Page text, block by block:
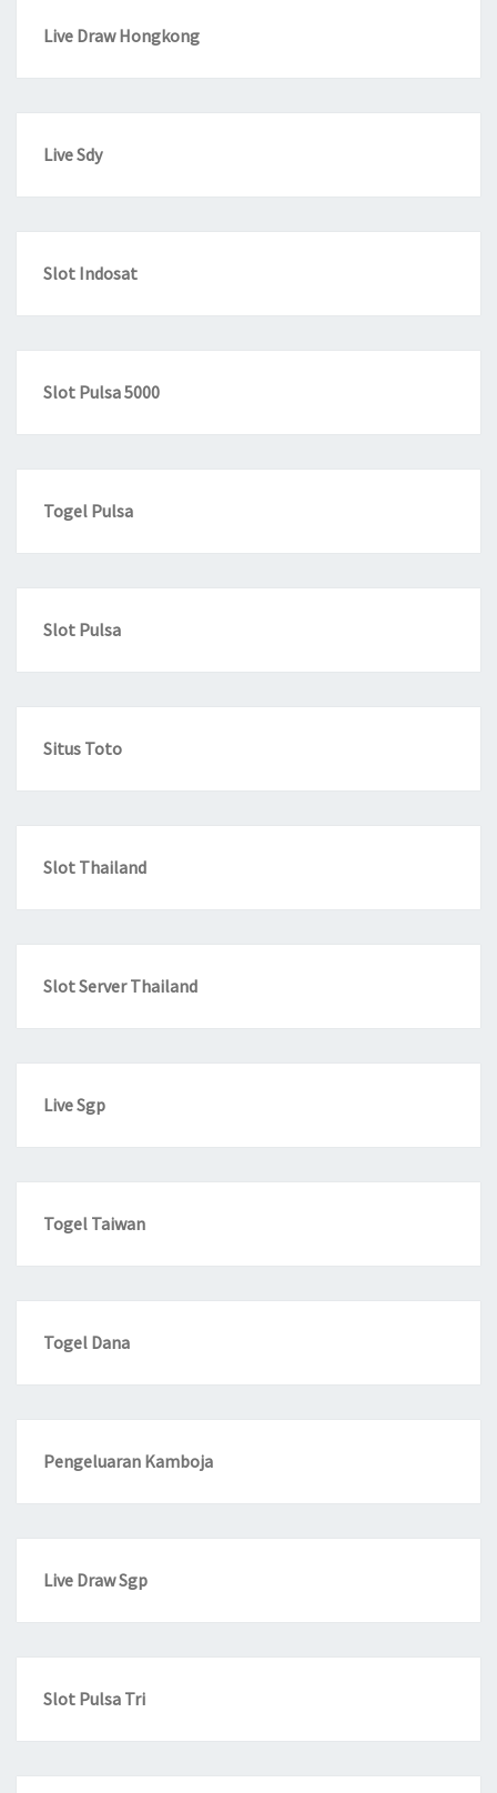
Live Draw Hongkong
Live Sdy
Slot Indosat
Slot Pulsa 5000
Togel Pulsa
Slot Pulsa
Situs Toto
Slot Thailand
Slot Server Thailand
Live Sgp
Togel Taiwan
Togel Dana
Pengeluaran Kamboja
Live Draw Sgp
Slot Pulsa Tri